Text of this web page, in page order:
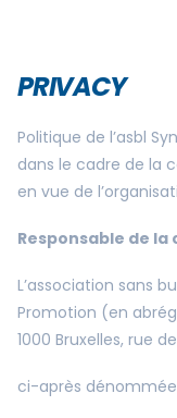
PRIVACY
Politique de l’asbl
dans le cadre de la
en vue de
Responsable de
L’association sans
Promotion (en
1000 Bruxelles, rue
ci-après dénommée